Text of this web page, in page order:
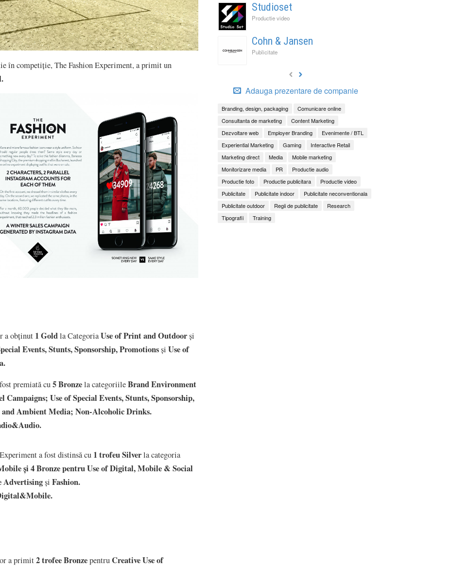
în competiție, The Fashion Experiment, a primit un
a obținut 1 Goldla CategoriaUse of Print and Outdoorși
Events, Stunts, Sponsorship, Promotionsși Use of
premiată cu5 Bronzela categoriileBrand Environment
Campaigns; Use of Special Events, Stunts, Sponsorship,
Ambient Media; Non-Alcoholic Drinks.
a fost distinsă cu 1 trofeu Silverla categoria
și 4 Bronze pentru Use of Digital, Mobile & Social
și Fashion.
a primit2 trofee BronzepentruCreative Use of
Studioset
Productie video
Cohn & Jansen
Publicitate
Adauga prezentare de companie
Branding, design, packaging
Comunicare online
Consultanta de marketing
Content Marketing
Dezvoltare web
Employer Branding
Evenimente / BTL
Experiential Marketing
Gaming
Interactive Retail
Marketing direct
Media
Mobile marketing
Monitorizare media
PR
Productie audio
Productie foto
Productie publicitara
Productie video
Publicitate
Publicitate indoor
Publicitate neconventionala
Publicitate outdoor
Regii de publicitate
Research
Tipografii
Training